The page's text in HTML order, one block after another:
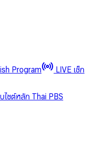
Program
LIVE เช็ก
ไซต์หลัก Thai PBS